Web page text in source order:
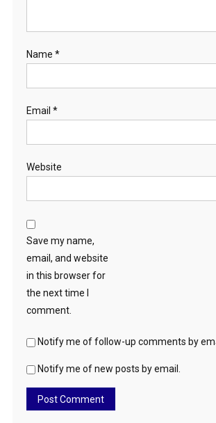
Name *
Email *
Website
Save my name,
email, and website
in this browser for
the next time I
comment.
Notify me of follow-up comments by
Notify me of new posts by email.